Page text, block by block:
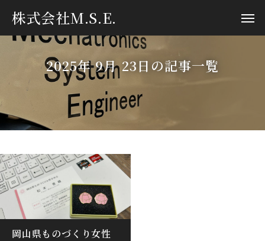
株式会社M.S.E.
2025年 9月 23日の記事一覧
岡山県ものづくり女性